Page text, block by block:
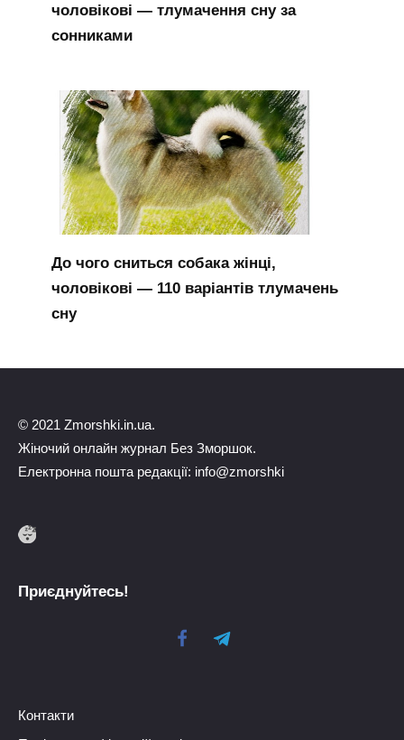
чоловікові — тлумачення сну за
сонниками
До чого сниться собака жінці,
чоловікові — 110 варіантів тлумачень
сну
© 2021 Zmorshki.in.ua.
Жіночий онлайн журнал Без Зморшок.
Електронна пошта редакції: info@zmorshki
Приєднуйтесь!
Контакти